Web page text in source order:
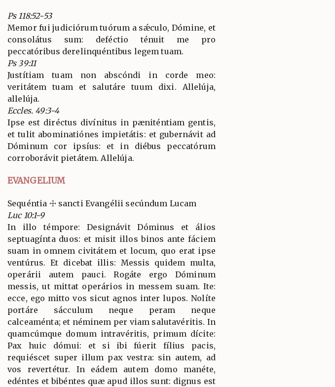
Ps 118:52-53
Memor fui judiciórum tuórum a sǽculo, Dómine, et
consolátus sum: deféctio ténuit me pro
peccatóribus derelinquéntibus legem tuam.
Ps 39:11
Justítiam tuam non abscóndi in corde meo:
veritátem tuam et salutáre tuum dixi. Allelúja,
allelúja.
Eccles. 49:3-4
Ipse est diréctus divínitus in pæniténtiam gentis,
et tulit abominatiónes impietátis: et gubernávit ad
Dóminum cor ipsíus: et in diébus peccatórum
corroborávit pietátem. Allelúja.
EVANGELIUM
Sequéntia ☩ sancti Evangélii secúndum Lucam
Luc 10:1-9
In illo témpore: Designávit Dóminus et álios
septuagínta duos: et misit illos binos ante fáciem
suam in omnem civitátem et locum, quo erat ipse
ventúrus. Et dicebat illis: Messis quidem multa,
operárii autem pauci. Rogáte ergo Dóminum
messis, ut mittat operários in messem suam. Ite:
ecce, ego mitto vos sicut agnos inter lupos. Nolíte
portáre sácculum neque peram neque
calceaménta; et néminem per viam salutavéritis. In
quamcúmque domum intravéritis, primum dícite:
Pax huic dómui: et si ibi fúerit fílius pacis,
requiéscet super illum pax vestra: sin autem, ad
vos revertétur. In eádem autem domo manéte,
edéntes et bibéntes quæ apud illos sunt: dignus est